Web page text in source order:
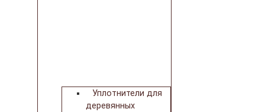
Уплотнители для
деревянных